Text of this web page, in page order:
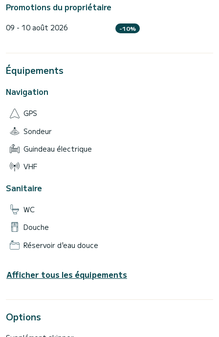
Promotions du propriétaire
09 - 10 août 2026 -10%
Équipements
Navigation
GPS
Sondeur
Guindeau électrique
VHF
Sanitaire
WC
Douche
Réservoir d'eau douce
Afficher tous les équipements
Options